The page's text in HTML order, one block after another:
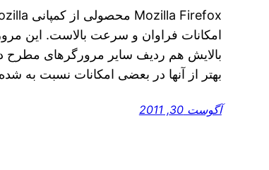
امکانات فراوان و سرعت بالاست. این
بهتر از آنها در بعضی امکانات نسبت به
آگوست 30, 2011